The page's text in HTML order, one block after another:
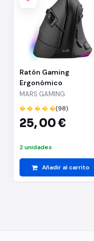
Ratón Gaming
Ergonómico
Inalámbrico Mars
Gaming MM-SK/ Hasta
8400 DPI
MARS GAMING
� � � � �(98)
25,00 €
2 unidades
Añadir al carrito